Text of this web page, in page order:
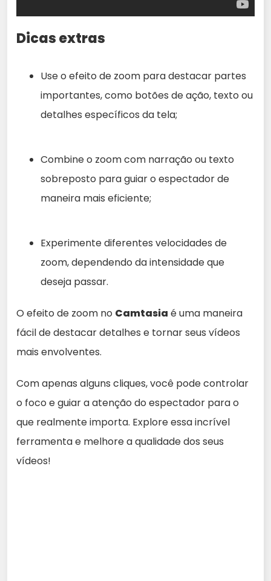
Dicas extras
Use o efeito de zoom para destacar partes
importantes, como botões de ação, texto ou
detalhes específicos da tela;
Combine o zoom com narração ou texto
sobreposto para guiar o espectador de
maneira mais eficiente;
Experimente diferentes velocidades de
zoom, dependendo da intensidade que
deseja passar.
O efeito de zoom no Camtasia é uma maneira
fácil de destacar detalhes e tornar seus vídeos
mais envolventes.
Com apenas alguns cliques, você pode controlar
o foco e guiar a atenção do espectador para o
que realmente importa. Explore essa incrível
ferramenta e melhore a qualidade dos seus
vídeos!